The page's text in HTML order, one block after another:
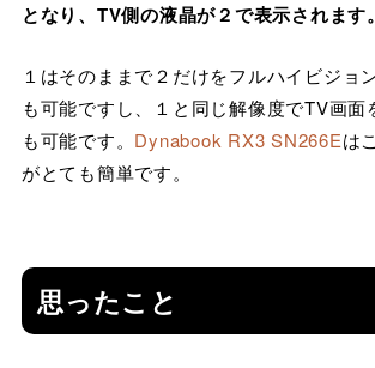
となり、TV側の液晶が２で表示されます。
１はそのままで２だけをフルハイビジョ
も可能ですし、１と同じ解像度でTV画面
も可能です。 Dynabook RX3 SN266Eは
がとても簡単です。
思ったこと